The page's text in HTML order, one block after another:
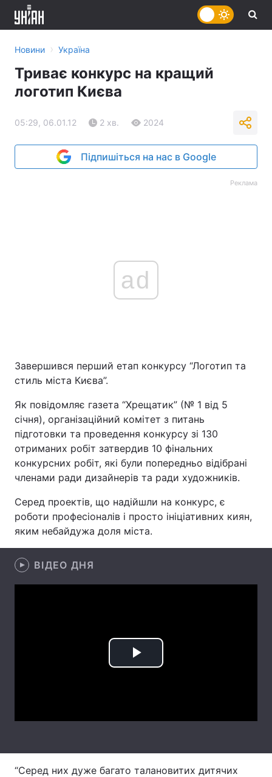
Здоров'я Туризм
Новини › Україна
Триває конкурс на кращий
логотип Києва
05:29, 06.01.12 2 хв. 2024
Підпишіться на нас в Google
Реклама
ad
Завершився перший етап конкурсу “Логотип та
стиль міста Києва”.
Як повідомляє газета “Хрещатик” (№ 1 від 5
січня), організаційний комітет з питань
підготовки та проведення конкурсу зі 130
отриманих робіт затвердив 10 фінальних
конкурсних робіт, які були попередньо відібрані
членами ради дизайнерів та ради художників.
Серед проектів, що надійшли на конкурс, є
роботи професіоналів і просто ініціативних киян,
яким небайдужа доля міста.
ВІДЕО ДНЯ
Play
“Серед них дуже багато талановитих дитячих